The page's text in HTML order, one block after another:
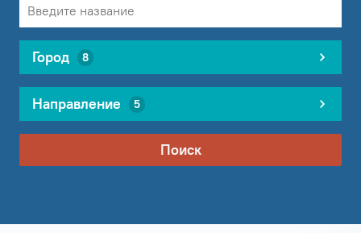
Город 8
Направление 5
Поиск